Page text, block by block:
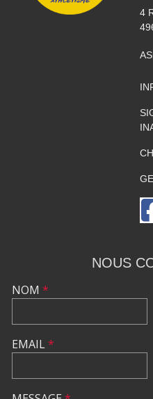
4
NOUS
NOM *
EMAIL*